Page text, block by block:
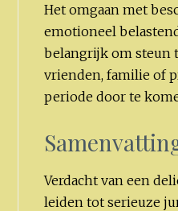
Het omgaan met
emotioneel
belangrijk om steun
vrienden, familie of
periode door te
Verdacht van een
leiden tot serieuze